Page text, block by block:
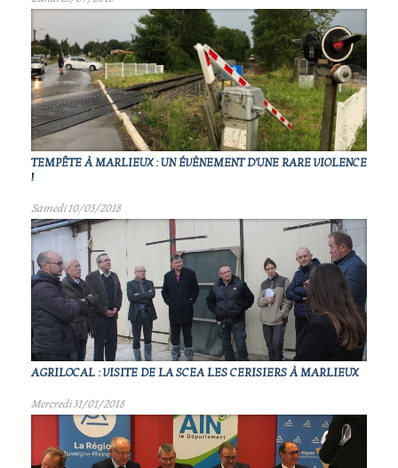
TEMPÊTE À MARLIEUX : UN ÉVÈNEMENT D'UNE RARE VIOLENCE
!
Samedi 10/03/2018
AGRILOCAL : VISITE DE LA SCEA LES CERISIERS À MARLIEUX
Mercredi 31/01/2018